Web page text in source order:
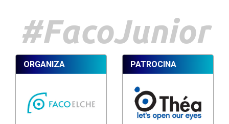
#FacoJunior
ORGANIZA PATROCINA